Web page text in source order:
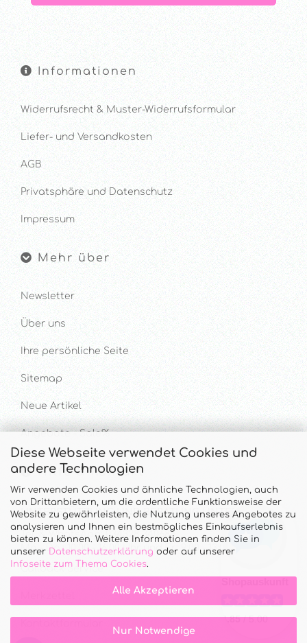
Diese Webseite verwendet Cookies und
andere Technologien
Wir verwenden Cookies und ähnliche Technologien, auch
von Drittanbietern, um die ordentliche Funktionsweise der
Website zu gewährleisten, die Nutzung unseres Angebotes zu
analysieren und Ihnen ein bestmögliches Einkaufserlebnis
bieten zu können. Weitere Informationen finden Sie in
unserer Datenschutzerklärung oder auf unserer
Infoseite zum Thema Cookies.
Alle Akzeptieren
Nur Notwendige
Informationen
Widerrufsrecht & Muster-Widerrufsformular
Liefer- und Versandkosten
AGB
Privatsphäre und Datenschutz
Impressum
Mehr über
Newsletter
Über uns
Ihre persönliche Seite
Sitemap
Neue Artikel
Angebote - Sale%
Hilfe & Kontakt
UNTERSTÜTZUNG UND BERATUNG UNTER
Tel. & WhatsApp: 034328 340688
Mo - Do.: 10:00 - 16:00 Uhr und Fr.: 9:00 - 13:00 Uhr
Callback Service